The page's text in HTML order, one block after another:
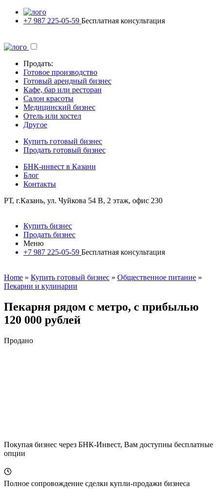
+7 987 225-05-59 Бесплатная консультация
Продать:
Готовое производство
Готовый арендный бизнес
Кафе, бар или ресторан
Салон красоты
Медицинский бизнес
Отель или хостел
Другое
Купить готовый бизнес
Продать готовый бизнес
БНК-инвест в Казани
Блог
Контакты
РТ, г.Казань, ул. Чуйкова 54 В, 2 этаж, офис 230
Купить бизнес
Продать бизнес
Меню
+7 987 225-05-59 Бесплатная консультация
Home » Купить готовый бизнес » Общественное питание »
Пекарни и кулинарии
Пекарня рядом с метро, с прибылью
120 000 рублей
Продано
Покупая бизнес через БНК-Инвест, Вам доступны бесплатные
опции
Полное сопровождение сделки купли-продажи бизнеса